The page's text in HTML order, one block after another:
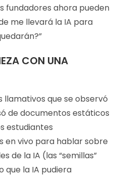
fundadores ahora pueden
me llevará la IA para
CON UNA
llamativos que se observó
de documentos estáticos
estudiantes
en vivo para hablar sobre
de la IA (las “semillas”
que la IA pudiera